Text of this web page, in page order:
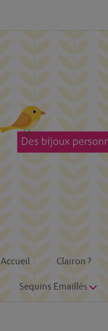
Accueil Clairon ?
Sequins Emaillés